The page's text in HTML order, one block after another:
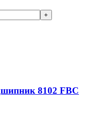
8102 FBC